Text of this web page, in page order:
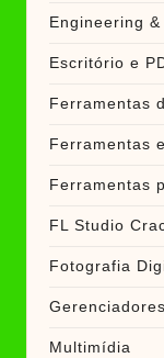
Engineering
Escritório e
Ferramentas
Ferramentas
Ferramentas
FL Studio
Fotografia
Multimídia